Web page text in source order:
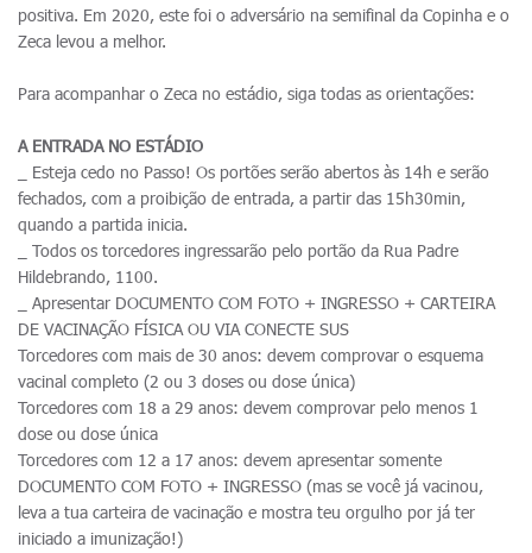
positiva. Em 2020, este foi o adversário na semifinal da Copinha e o
Zeca levou a melhor.
Para acompanhar o Zeca no estádio, siga todas as orientações:
A ENTRADA NO ESTÁDIO
_ Esteja cedo no Passo! Os portões serão abertos às 14h e serão
fechados, com a proibição de entrada, a partir das 15h30min,
quando a partida inicia.
_ Todos os torcedores ingressarão pelo portão da Rua Padre
Hildebrando, 1100.
_ Apresentar DOCUMENTO COM FOTO + INGRESSO + CARTEIRA
DE VACINAÇÃO FÍSICA OU VIA CONECTE SUS
Torcedores com mais de 30 anos: devem comprovar o esquema
vacinal completo (2 ou 3 doses ou dose única)
Torcedores com 18 a 29 anos: devem comprovar pelo menos 1
dose ou dose única
Torcedores com 12 a 17 anos: devem apresentar somente
DOCUMENTO COM FOTO + INGRESSO (mas se você já vacinou,
leva a tua carteira de vacinação e mostra teu orgulho por já ter
iniciado a imunização!)